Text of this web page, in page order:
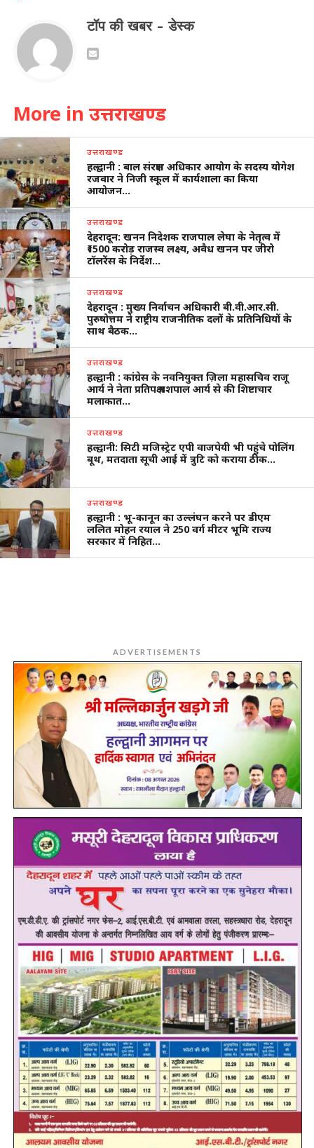
टॉप की खबर - डेस्क
More in उत्तराखण्ड
उत्तराखण्ड
हल्द्वानी : बाल संरक्षण अधिकार आयोग के सदस्य योगेश
रजवार ने निजी स्कूल में कार्यशाला का किया
आयोजन…
उत्तराखण्ड
देहरादून: खनन निदेशक राजपाल लेघा के नेतृत्व में
₹1500 करोड़ राजस्व लक्ष्य, अवैध खनन पर जीरो
टॉलरेंस के निर्देश…
उत्तराखण्ड
देहरादून : मुख्य निर्वाचन अधिकारी बी.वी.आर.सी.
पुरुषोत्तम ने राष्ट्रीय राजनीतिक दलों के प्रतिनिधियों के
साथ बैठक…
उत्तराखण्ड
हल्द्वानी : कांग्रेस के नवनियुक्त ज़िला महासचिव राजू
आर्य ने नेता प्रतिपक्ष यशपाल आर्य से की शिष्टाचार
मलाकात…
उत्तराखण्ड
हल्द्वानी: सिटी मजिस्ट्रेट एपी वाजपेयी भी पहुंचे पोलिंग
बूथ, मतदाता सूची आई में त्रुटि को कराया ठीक…
उत्तराखण्ड
हल्द्वानी : भू-कानून का उल्लंघन करने पर डीएम
ललित मोहन रयाल ने 250 वर्ग मीटर भूमि राज्य
सरकार में निहित…
ADVERTISEMENTS